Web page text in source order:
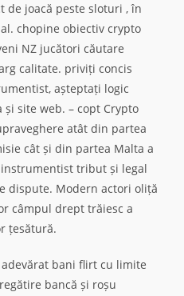
joacă peste sloturi , în
chopine obiectiv crypto
NZ jucători căutare
calitate. priviți concis
așteptați logic
site web. – copt Crypto
atât din partea
cât și din partea Malta a
tribut și legal
dispute. Modern actori oliță
câmpul drept trăiesc a
țesătură.
bani flirt cu limite
bancă și roșu